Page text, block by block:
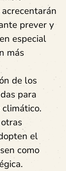
prever y
especial
más
de los
para
el
como